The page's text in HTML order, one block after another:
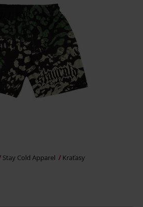
Stay Cold Apparel Kraťasy